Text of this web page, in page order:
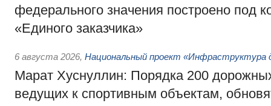
федерального значения построено под
«Единого заказчика»
6 августа 2026, Национальный проект «Инфраструктура
Марат Хуснуллин: Порядка 200
ведущих к спортивным объектам,